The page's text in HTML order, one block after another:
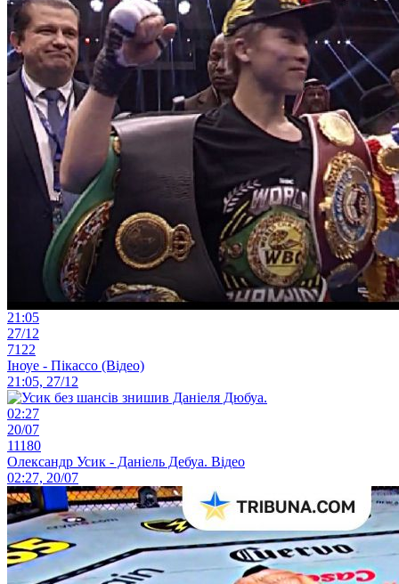
21:05
27/12
7122
Іноуе - Пікассо (Відео)
21:05, 27/12
02:27
20/07
11180
Олександр Усик - Даніель Дебуа. Відео
02:27, 20/07